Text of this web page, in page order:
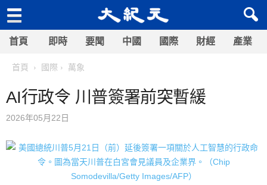
首頁 即時 要聞 中國 國際 財經 產業
首頁 國際 萬象
AI行政令 川普簽署前突暫緩
2026年05月22日